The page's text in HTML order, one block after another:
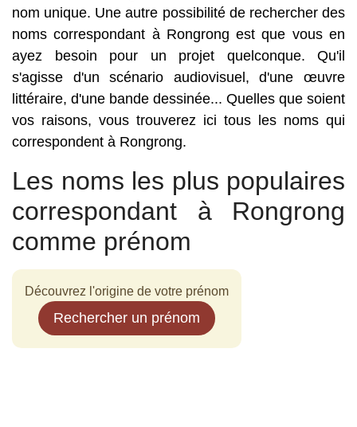
nom unique. Une autre possibilité de rechercher des
noms correspondant à Rongrong est que vous en
ayez besoin pour un projet quelconque. Qu'il
s'agisse d'un scénario audiovisuel, d'une œuvre
littéraire, d'une bande dessinée... Quelles que soient
vos raisons, vous trouverez ici tous les noms qui
correspondent à Rongrong.
Les noms les plus populaires
correspondant à Rongrong
comme prénom
Découvrez l'origine de votre prénom
Rechercher un prénom